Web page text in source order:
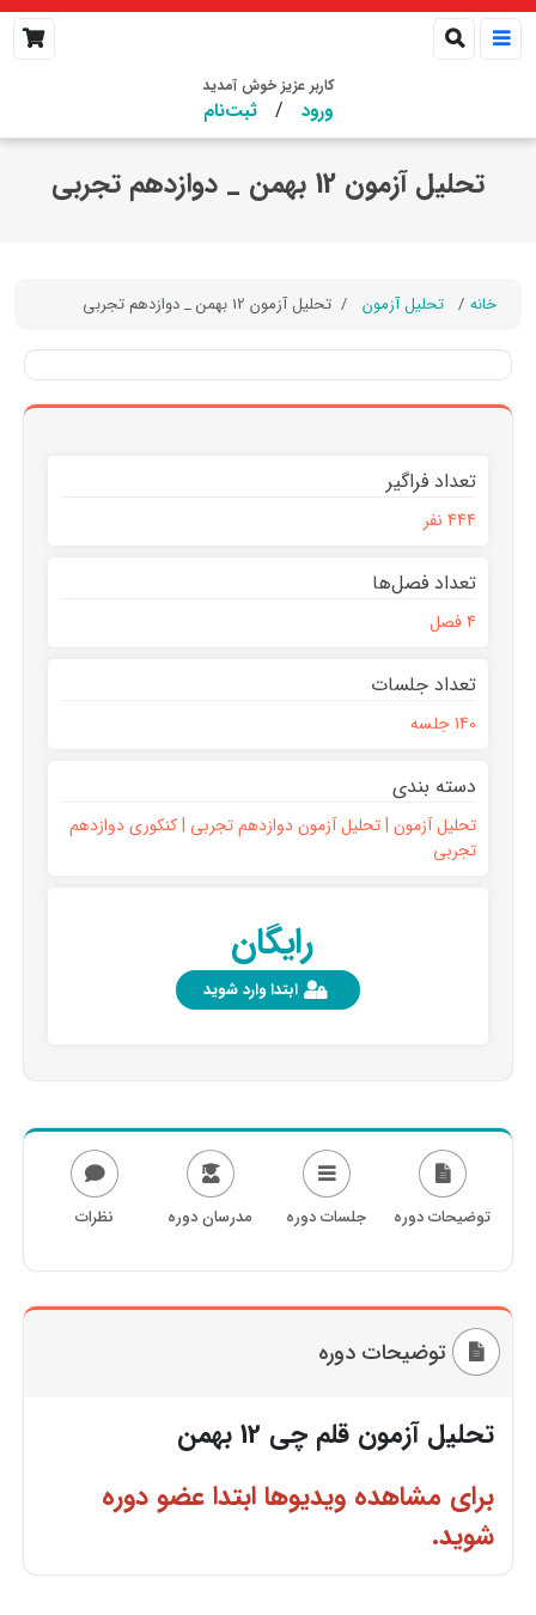
کاربر عزیز خوش آمدید
ورود / ثبت‌نام
تحلیل آزمون 12 بهمن _ دوازدهم تجربی
خانه تحلیل آزمون تحلیل آزمون 12 بهمن _ دوازدهم تجربی
تعداد فراگیر
444 نفر
تعداد فصل‌ها
4 فصل
تعداد جلسات
140 جلسه
دسته بندی
تحلیل آزمون | تحلیل آزمون دوازدهم تجربی | کنکوری دوازدهم
تجربی
رایگان
ابتدا وارد شوید
توضیحات دوره جلسات دوره مدرسان دوره نظرات
توضیحات دوره
تحلیل آزمون قلم چی 12 بهمن
برای مشاهده ویدیوها ابتدا عضو دوره
شوید.